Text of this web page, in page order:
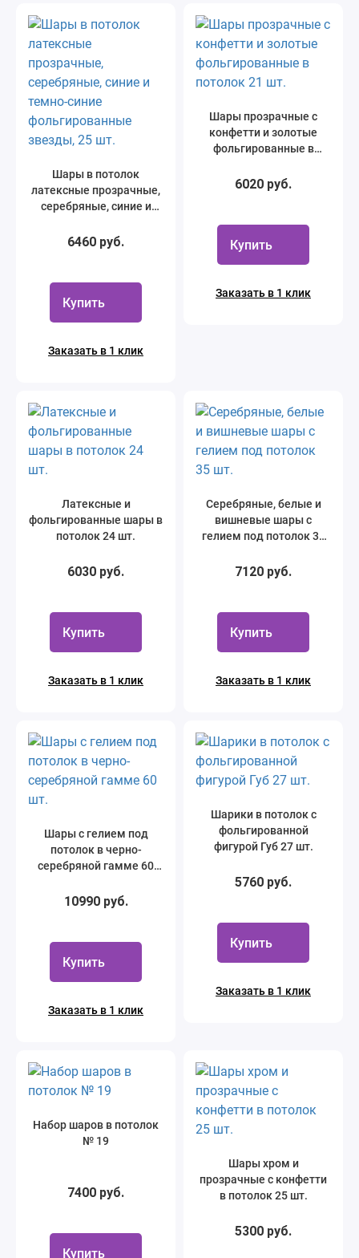
Шары в потолок
латексные прозрачные,
серебряные, синие и
фольгированные
6460 руб.
Купить
Заказать в 1 клик
Шары прозрачные с
конфетти и золотые
фольгированные в
6020 руб.
Купить
Заказать в 1 клик
Латексные и
фольгированные шары в
потолок 24 шт.
6030 руб.
Купить
Заказать в 1 клик
Серебряные, белые и
вишневые шары с
гелием под потолок 35
7120 руб.
Купить
Заказать в 1 клик
Шары с гелием под
потолок в черно-
серебряной гамме 60
10990 руб.
Купить
Заказать в 1 клик
Шарики в потолок с
фольгированной
фигурой Губ 27 шт.
5760 руб.
Купить
Заказать в 1 клик
Набор шаров в потолок
№ 19
7400 руб.
Купить
Шары хром и
прозрачные с конфетти
в потолок 25 шт.
5300 руб.